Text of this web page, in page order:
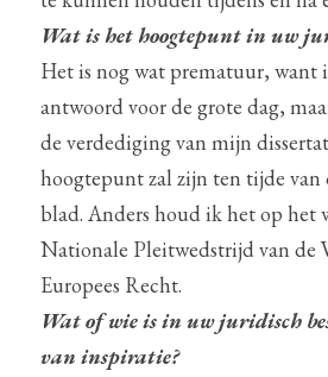
Wat is het hoogtepunt in uw
Het is nog wat prematuur, want
antwoord voor de grote dag,
de verdediging van mijn
hoogtepunt zal zijn ten tijde
blad. Anders houd ik het op het
Nationale Pleitwedstrijd van de
Europees Recht.
Wat of wie is in uw juridisch
van inspiratie?